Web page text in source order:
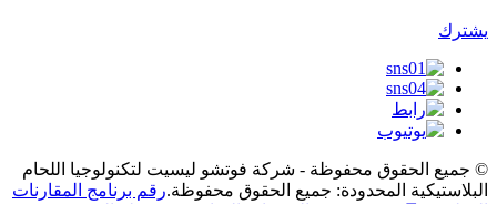
يشترك
© جميع الحقوق محفوظة - شركة فوتشو ليسيت لتكنولوجيا اللحام
البلاستيكية المحدودة: جميع الحقوق محفوظة.رقم برنامج المقارنات